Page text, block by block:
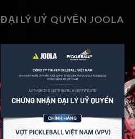
ĐẠI LÝ UỶ QUYỀN JOOLA